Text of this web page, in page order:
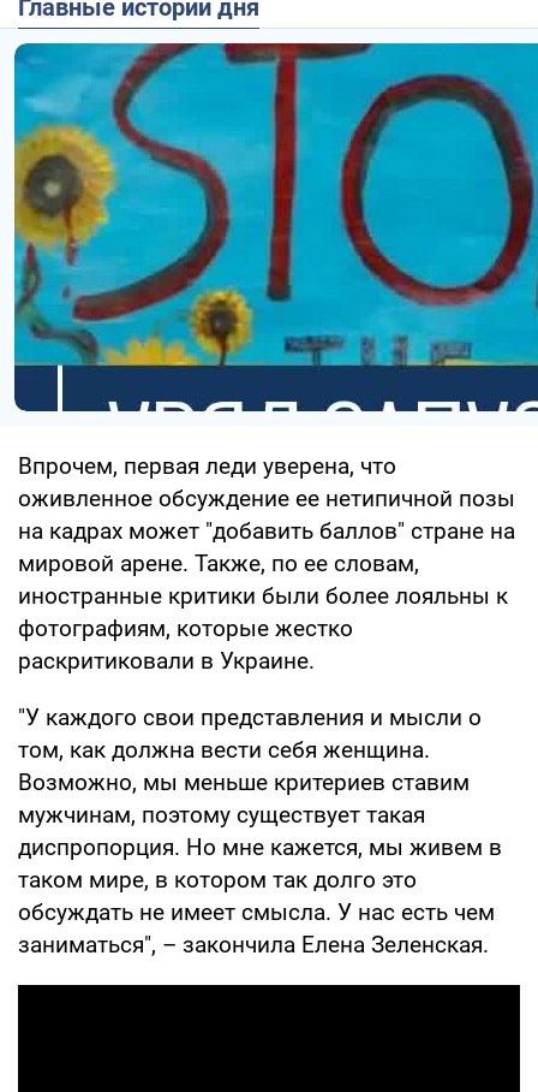
Главные истории дня
Впрочем, первая леди уверена, что
оживленное обсуждение ее нетипичной позы
на кадрах может "добавить баллов" стране на
мировой арене. Также, по ее словам,
иностранные критики были более лояльны к
фотографиям, которые жестко
раскритиковали в Украине.
"У каждого свои представления и мысли о
том, как должна вести себя женщина.
Возможно, мы меньше критериев ставим
мужчинам, поэтому существует такая
диспропорция. Но мне кажется, мы живем в
таком мире, в котором так долго это
обсуждать не имеет смысла. У нас есть чем
заниматься", – закончила Елена Зеленская.